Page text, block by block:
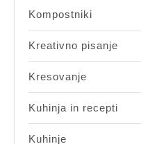
Kompostniki
Kreativno pisanje
Kresovanje
Kuhinja in recepti
Kuhinje